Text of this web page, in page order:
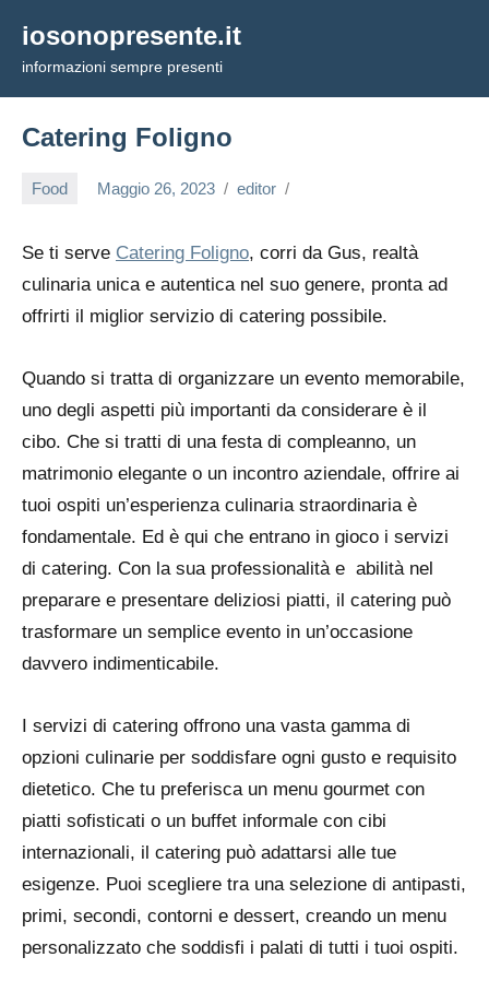
contenuto
iosonopresente.it
informazioni sempre presenti
Catering Foligno
Food Maggio 26, 2023 editor
Se ti serve Catering Foligno, corri da Gus, realtà
culinaria unica e autentica nel suo genere, pronta ad
offrirti il miglior servizio di catering possibile.
Quando si tratta di organizzare un evento memorabile,
uno degli aspetti più importanti da considerare è il
cibo. Che si tratti di una festa di compleanno, un
matrimonio elegante o un incontro aziendale, offrire ai
tuoi ospiti un’esperienza culinaria straordinaria è
fondamentale. Ed è qui che entrano in gioco i servizi
di catering. Con la sua professionalità e abilità nel
preparare e presentare deliziosi piatti, il catering può
trasformare un semplice evento in un’occasione
davvero indimenticabile.
I servizi di catering offrono una vasta gamma di
opzioni culinarie per soddisfare ogni gusto e requisito
dietetico. Che tu preferisca un menu gourmet con
piatti sofisticati o un buffet informale con cibi
internazionali, il catering può adattarsi alle tue
esigenze. Puoi scegliere tra una selezione di antipasti,
primi, secondi, contorni e dessert, creando un menu
personalizzato che soddisfi i palati di tutti i tuoi ospiti.